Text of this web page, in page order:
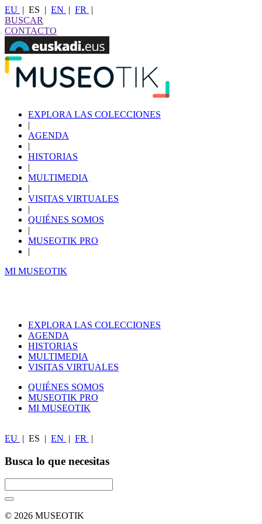
EU | ES | EN | FR
|
BUSCAR
CONTACTO
EXPLORA LAS COLECCIONES
|
AGENDA
|
HISTORIAS
|
MULTIMEDIA
|
VISITAS VIRTUALES
|
QUIÉNES SOMOS
|
MUSEOTIK PRO
|
MI MUSEOTIK
EXPLORA LAS COLECCIONES
AGENDA
HISTORIAS
MULTIMEDIA
VISITAS VIRTUALES
QUIÉNES SOMOS
MUSEOTIK PRO
MI MUSEOTIK
EU | ES | EN | FR |
Busca lo que necesitas
© 2026 MUSEOTIK